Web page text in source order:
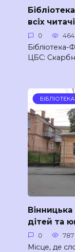
всіх
0 464
Бібліотека-
ЦБС:
БІБЛІОТЕКА
дітей та
0 787
Місце, де